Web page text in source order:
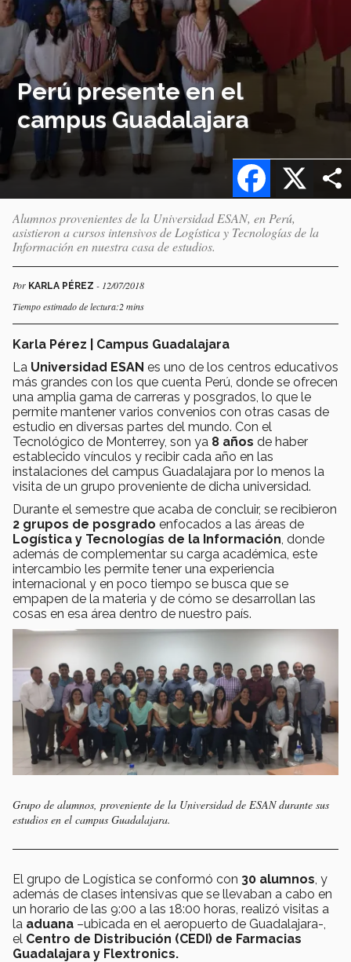
Perú presente en el
campus Guadalajara
X
Facebook
Alumnos provenientes de la Universidad ESAN, en Perú,
asistieron a cursos intensivos de Logística y Tecnologías de la
Información en nuestra casa de estudios.
Por KARLA PÉREZ - 12/07/2018
Tiempo estimado de lectura:2 mins
Karla Pérez | Campus Guadalajara
La Universidad ESAN es uno de los centros educativos
más grandes con los que cuenta Perú, donde se ofrecen
una amplia gama de carreras y posgrados, lo que le
permite mantener varios convenios con otras casas de
estudio en diversas partes del mundo. Con el
Tecnológico de Monterrey, son ya 8 años de haber
establecido vínculos y recibir cada año en las
instalaciones del campus Guadalajara por lo menos la
visita de un grupo proveniente de dicha universidad.
Durante el semestre que acaba de concluir, se recibieron
2 grupos de posgrado enfocados a las áreas de
Logística y Tecnologías de la Información , donde
además de complementar su carga académica, este
intercambio les permite tener una experiencia
internacional y en poco tiempo se busca que se
empapen de la materia y de cómo se desarrollan las
cosas en esa área dentro de nuestro país.
Grupo de alumnos, proveniente de la Universidad de ESAN durante sus
estudios en el campus Guadalajara.
El grupo de Logística se conformó con 30 alumnos , y
además de clases intensivas que se llevaban a cabo en
un horario de las 9:00 a las 18:00 horas, realizó visitas a
la aduana –ubicada en el aeropuerto de Guadalajara-,
el Centro de Distribución (CEDI) de Farmacias
Guadalajara y Flextronics.